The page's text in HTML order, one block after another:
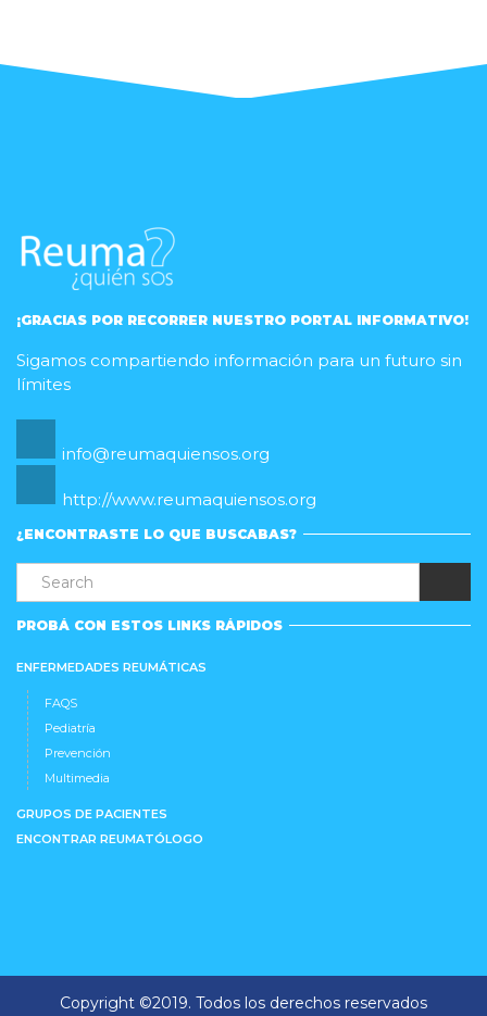
¡GRACIAS POR RECORRER NUESTRO PORTAL INFORMATIVO!
Sigamos compartiendo información para un futuro sin
límites
info@reumaquiensos.org
http://www.reumaquiensos.org
¿ENCONTRASTE LO QUE BUSCABAS?
PROBÁ CON ESTOS LINKS RÁPIDOS
ENFERMEDADES REUMÁTICAS
FAQS
Pediatría
Prevención
Multimedia
GRUPOS DE PACIENTES
ENCONTRAR REUMATÓLOGO
Copyright ©2019. Todos los derechos reservados